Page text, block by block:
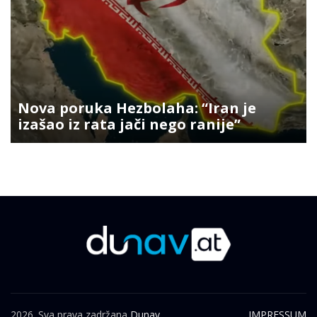
Nova poruka Hezbolaha: “Iran je
izašao iz rata jači nego ranije”